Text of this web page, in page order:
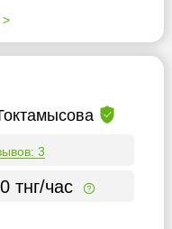
3
тнг/час